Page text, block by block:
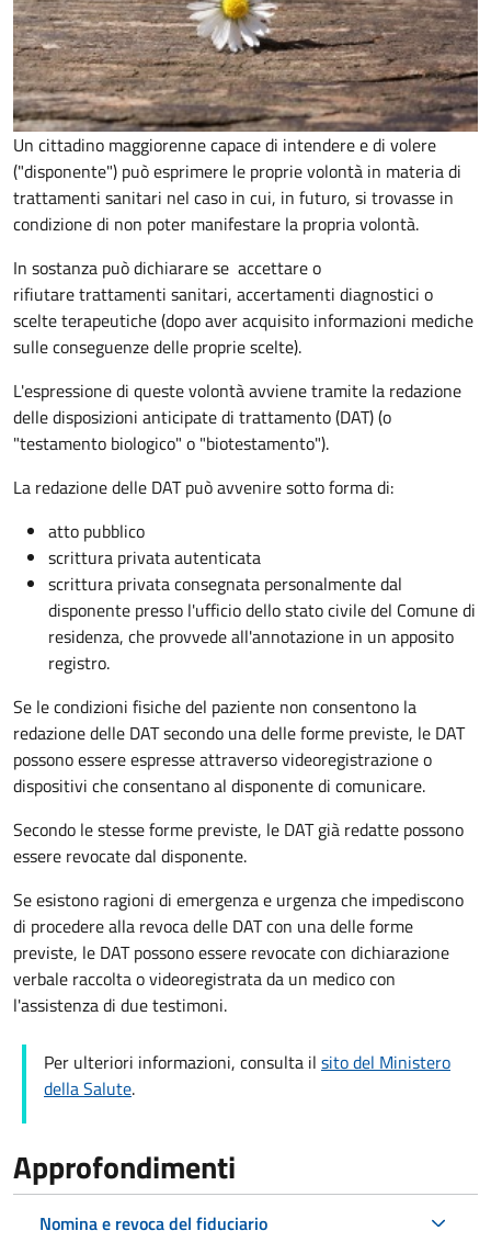
Un cittadino maggiorenne capace di intendere e di volere
("disponente") può esprimere le proprie volontà in materia di
trattamenti sanitari nel caso in cui, in futuro, si trovasse in
condizione di non poter manifestare la propria volontà.
In sostanza può dichiarare se accettare o
rifiutare trattamenti sanitari, accertamenti diagnostici o
scelte terapeutiche (dopo aver acquisito informazioni mediche
sulle conseguenze delle proprie scelte).
L'espressione di queste volontà avviene tramite la redazione
delle disposizioni anticipate di trattamento (DAT) (o
"testamento biologico" o "biotestamento").
La redazione delle DAT può avvenire sotto forma di:
atto pubblico
scrittura privata autenticata
scrittura privata consegnata personalmente dal
disponente presso l'ufficio dello stato civile del Comune di
residenza, che provvede all'annotazione in un apposito
registro.
Se le condizioni fisiche del paziente non consentono la
redazione delle DAT secondo una delle forme previste, le DAT
possono essere espresse attraverso videoregistrazione o
dispositivi che consentano al disponente di comunicare.
Secondo le stesse forme previste, le DAT già redatte possono
essere revocate dal disponente.
Se esistono ragioni di emergenza e urgenza che impediscono
di procedere alla revoca delle DAT con una delle forme
previste, le DAT possono essere revocate con dichiarazione
verbale raccolta o videoregistrata da un medico con
l'assistenza di due testimoni.
Per ulteriori informazioni, consulta il sito del Ministero
della Salute.
Approfondimenti
Nomina e revoca del fiduciario